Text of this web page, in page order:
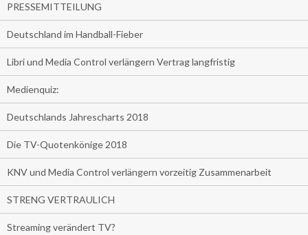
PRESSEMITTEILUNG
Deutschland im Handball-Fieber
Libri und Media Control verlängern Vertrag langfristig
Medienquiz:
Deutschlands Jahrescharts 2018
Die TV-Quotenkönige 2018
KNV und Media Control verlängern vorzeitig Zusammenarbeit
STRENG VERTRAULICH
Streaming verändert TV?